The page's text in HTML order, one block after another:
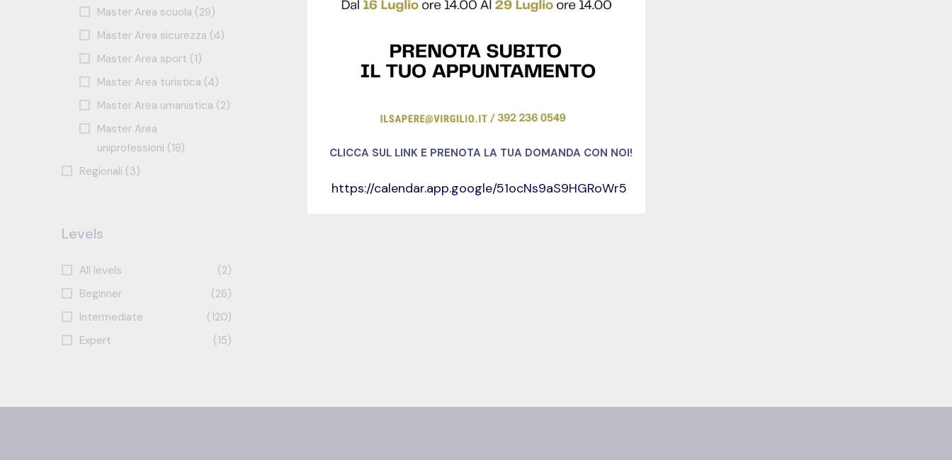
Master Area scuola (29)
Master Area sicurezza (4)
Master Area sport (1)
Master Area turistica (4)
Master Area umanistica (2)
Master Area
uniprofessioni (18)
Regionali (3)
Levels
All levels
(2)
Beginner
(26)
Intermediate
(120)
Expert
(15)
CLICCA SUL LINK E PRENOTA LA TUA DOMANDA CON NOI!
https://calendar.app.google/51ocNs9aS9HGRoWr5